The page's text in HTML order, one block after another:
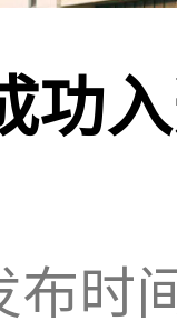
功
布时